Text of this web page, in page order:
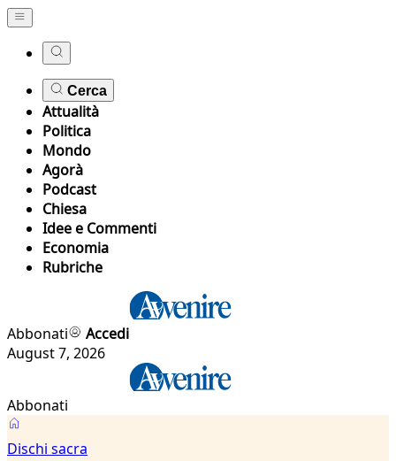
Cerca
Attualità
Politica
Mondo
Agorà
Podcast
Chiesa
Idee e Commenti
Economia
Rubriche
Abbonati
Accedi
August 7, 2026
Abbonati
Dischi sacra